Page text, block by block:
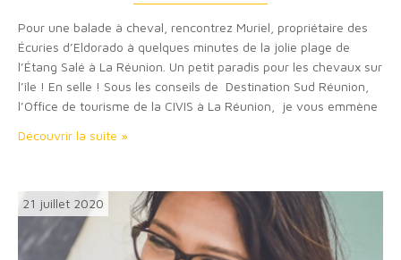
Pour une balade à cheval, rencontrez Muriel, propriétaire des
Écuries d’Eldorado à quelques minutes de la jolie plage de
l’Étang Salé à La Réunion. Un petit paradis pour les chevaux sur
l’île ! En selle ! Sous les conseils de Destination Sud Réunion,
l’Office de tourisme de la CIVIS à La Réunion, je vous emmène
Découvrir la suite »
21 juillet 2020